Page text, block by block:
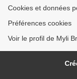
Cookies et données
Préférences cookies
Voir le profil de Myli